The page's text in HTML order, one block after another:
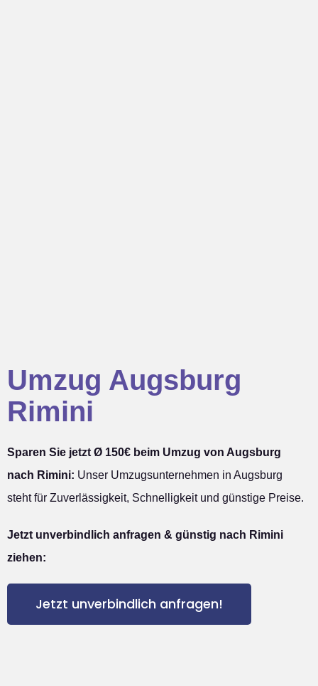
Umzug Augsburg
Rimini
Sparen Sie jetzt Ø 150€ beim Umzug von Augsburg
nach Rimini: Unser Umzugsunternehmen in Augsburg
steht für Zuverlässigkeit, Schnelligkeit und günstige Preise.
Jetzt unverbindlich anfragen & günstig nach Rimini
ziehen:
Jetzt unverbindlich anfragen!